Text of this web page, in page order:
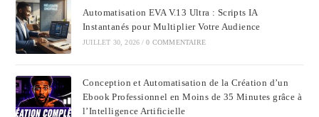
Automatisation EVA V.13 Ultra : Scripts IA
Instantanés pour Multiplier Votre Audience
JUILLET 30, 2026 / 0 COMMENTAIRE
Conception et Automatisation de la Création d’un
Ebook Professionnel en Moins de 35 Minutes grâce à
l’Intelligence Artificielle